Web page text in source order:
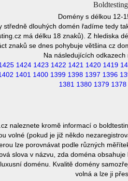
Domény s délkou 12-
středně dlouhých domén řadíme tedy
má délku 18 znaků). Z hlediska
znaků se dnes pohybuje většina cz
Na následujících
1424 1423 1422 1421 1420 1419
1401 1400 1399 1398 1397 1396
1381 1380 1379 1378
naleznete kromě informací o
volné (pokud je již někdo
lze porovnávat podle různých
slova v názvu, zda doména
doménu. Kvalitě domény
volná a lze ji